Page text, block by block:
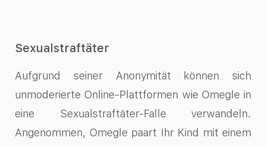
Sexualstraftäter
Aufgrund seiner Anonymität können sich
unmoderierte Online-Plattformen wie Omegle in
eine Sexualstraftäter-Falle verwandeln.
Angenommen, Omegle paart Ihr Kind mit einem